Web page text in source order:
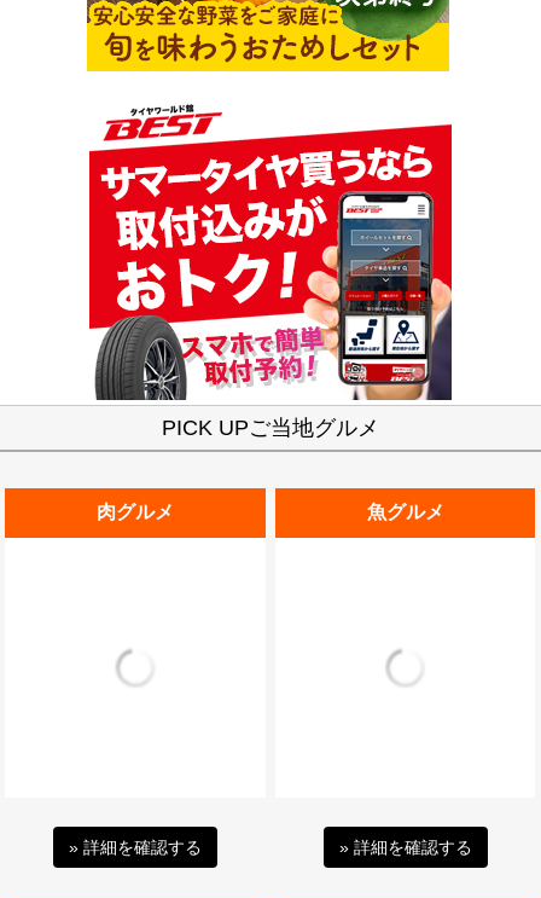
PICK UPご当地グルメ
肉グルメ
» 詳細を確認する
魚グルメ
» 詳細を確認する